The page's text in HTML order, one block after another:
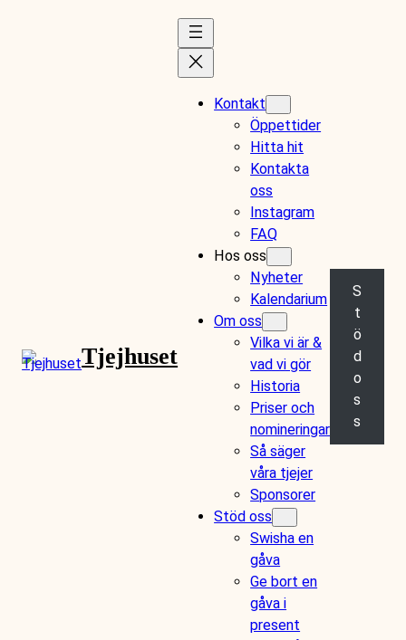
Tjejhuset
Kontakt
Öppettider
Hitta hit
Kontakta
oss
Instagram
FAQ
Hos oss
Nyheter
Kalendarium
Om oss
Vilka vi är &
vad vi gör
Historia
Priser och
nomineringar
Så säger
våra tjejer
Sponsorer
Stöd oss
Swisha en
gåva
Ge bort en
gåva i
present
S
t
ö
d
o
s
s